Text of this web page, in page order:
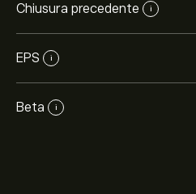
Chiusura precedente i
EPS i
Beta i